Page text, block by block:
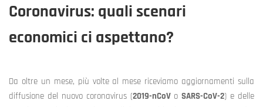
Coronavirus: quali scenari
economici ci aspettano?
Da oltre un mese, più volte al mese riceviamo aggiornamenti sulla
diffusione del nuovo coronavirus (2019-nCoVoSARS-CoV-2) e delle